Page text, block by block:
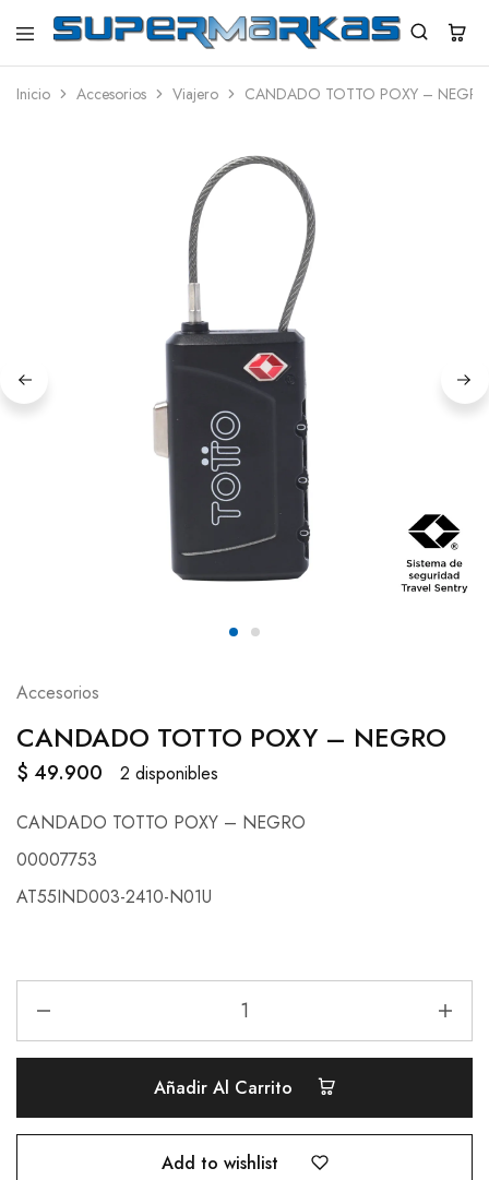
SuperMarkas
Ropa
con
Inicio Accesorios Viajero CANDADO TOTTO POXY –
Accesorios
CANDADO TOTTO POXY – NEGRO
$ 49.900
2 disponibles
CANDADO TOTTO POXY – NEGRO
00007753
AT55IND003-2410-N01U
Añadir Al Carrito
Add to wishlist